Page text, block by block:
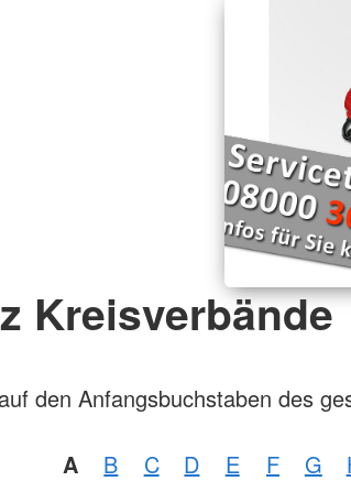
Kreisverbände
den Anfangsbuchstaben des
A B C D E F G